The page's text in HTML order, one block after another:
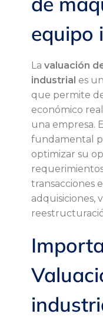
c
ó
n
d
e
m
a
q
u
equipo
La valuación
industrial es
que permite
económico
una empresa.
fundamental
optimizar su
transacciones
adquisiciones,